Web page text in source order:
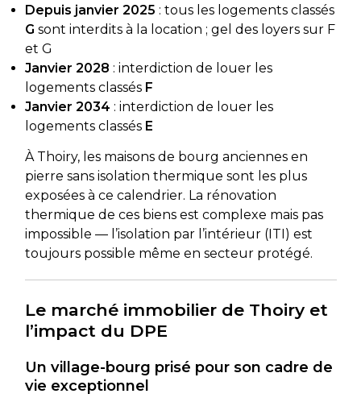
Depuis janvier 2025 : tous les logements classés
G sont interdits à la location ; gel des loyers sur F
et G
Janvier 2028 : interdiction de louer les
logements classés F
Janvier 2034 : interdiction de louer les
logements classés E
À Thoiry, les maisons de bourg anciennes en
pierre sans isolation thermique sont les plus
exposées à ce calendrier. La rénovation
thermique de ces biens est complexe mais pas
impossible — l’isolation par l’intérieur (ITI) est
toujours possible même en secteur protégé.
Le marché immobilier de Thoiry et
l’impact du DPE
Un village-bourg prisé pour son cadre de
vie exceptionnel